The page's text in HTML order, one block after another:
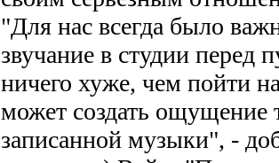
"Для нас всегда было
звучание в студии перед
ничего хуже, чем пойти
может создать ощущение
записанной музыки", -